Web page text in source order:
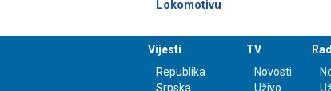
Lokomotivu
Vijesti
Republika
Srpska
TV
Novosti
Uživo